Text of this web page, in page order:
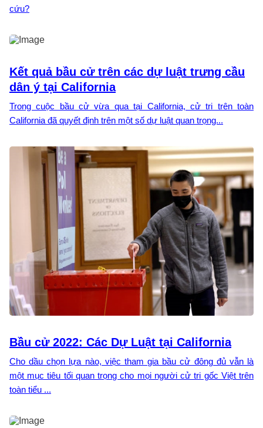
cứu?
Kết quả bầu cử trên các dự luật trưng cầu
dân ý tại California
Trong cuộc bầu cử vừa qua tại California, cử tri trên toàn
California đã quyết định trên một số dự luật quan trọng...
Bầu cử 2022: Các Dự Luật tại California
Cho dầu chọn lựa nào, việc tham gia bầu cử đông đủ vẫn là
một mục tiêu tối quan trọng cho mọi người cử tri gốc Việt trên
toàn tiểu ...